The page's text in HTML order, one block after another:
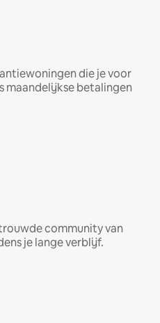
die je voor
maandelijkse betalingen
community van
je lange verblijf.